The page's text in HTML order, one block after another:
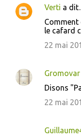
Verti a
Comment
le cafard
22 mai
Gromovar
Disons
22 mai